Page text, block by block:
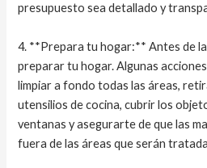
presupuesto sea detallado y
4. **Prepara tu hogar:** Antes de
preparar tu hogar. Algunas
limpiar a fondo todas las áreas,
utensilios de cocina, cubrir los
ventanas y asegurarte de que las
fuera de las áreas que serán